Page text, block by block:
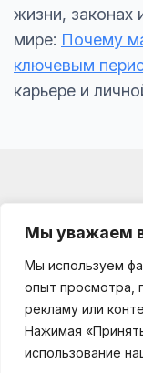
Мы уважаем
Мы используем
опыт просмотра,
рекламу или
Нажимая
использование
жизни, законах
мире: Почему
ключевым
карьере и